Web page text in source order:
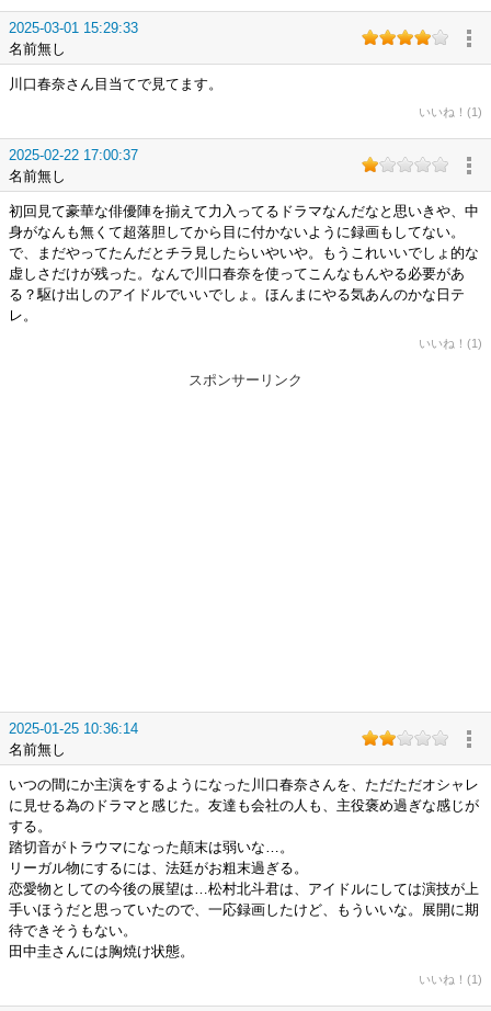
2025-03-01 15:29:33
名前無し
川口春奈さん目当てで見てます。
いいね！(1)
2025-02-22 17:00:37
名前無し
初回見て豪華な俳優陣を揃えて力入ってるドラマなんだなと思いきや、中
身がなんも無くて超落胆してから目に付かないように録画もしてない。
で、まだやってたんだとチラ見したらいやいや。もうこれいいでしょ的な
虚しさだけが残った。なんで川口春奈を使ってこんなもんやる必要があ
る？駆け出しのアイドルでいいでしょ。ほんまにやる気あんのかな日テ
レ。
いいね！(1)
スポンサーリンク
2025-01-25 10:36:14
名前無し
いつの間にか主演をするようになった川口春奈さんを、ただただオシャレ
に見せる為のドラマと感じた。友達も会社の人も、主役褒め過ぎな感じが
する。
踏切音がトラウマになった顛末は弱いな…。
リーガル物にするには、法廷がお粗末過ぎる。
恋愛物としての今後の展望は…松村北斗君は、アイドルにしては演技が上
手いほうだと思っていたので、一応録画したけど、もういいな。展開に期
待できそうもない。
田中圭さんには胸焼け状態。
いいね！(1)